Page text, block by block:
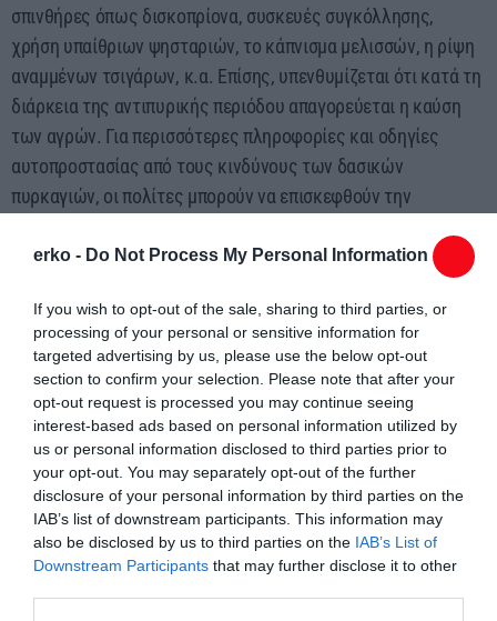
erko - Do Not Process My Personal Information
If you wish to opt-out of the sale, sharing to third parties, or
processing of your personal or sensitive information for
targeted advertising by us, please use the below opt-out
section to confirm your selection. Please note that after your
opt-out request is processed you may continue seeing
interest-based ads based on personal information utilized by
us or personal information disclosed to third parties prior to
your opt-out. You may separately opt-out of the further
disclosure of your personal information by third parties on the
IAB’s list of downstream participants. This information may
also be disclosed by us to third parties on the IAB’s List of
Downstream Participants that may further disclose it to other
σπινθήρες όπως δισκοπρίονα, συσκευές συγκόλλησης,
χρήση υπαίθριων ψησταριών, το κάπνισμα μελισσών, η ρίψη
αναμμένων τσιγάρων, κ.α. Επίσης, υπενθυμίζεται ότι κατά τη
διάρκεια της αντιπυρικής περιόδου απαγορεύεται η καύση
των αγρών. Για περισσότερες πληροφορίες και οδηγίες
αυτοπροστασίας από τους κινδύνους των δασικών
πυρκαγιών, οι πολίτες μπορούν να επισκεφθούν την
στην ηλεκτρονική διεύθυνση civilprotection.gov.gr.
ΠΟΛΙΤΙΚΗ ΠΡΟΣΤΑΣΙΑ ΧΑΡΤΗΣ ΕΠΙΚΙΝΔΥΝΟΤΗΤΑΣ
https://civilprotection.gov.gr/arxeio-imerision-xartwn
ΠΟΛΙΤΙΚΗ ΠΡΟΣΤΑΣΙΑ ΟΔΗΓΙΕΣ
https://civilprotection.gov.gr/odigies-prostasias/dasikes-
pyrkagies
ΠΟΛΙΤΙΚΗ ΠΡΟΣΤΑΣΙΑ ΔΗΜΟΥ ΚΟΜΟΤΗΝΗΣ
https://komotini.gr/dioikisi-kai-ilektroniki-diakybernisi/politiki-
prostasia